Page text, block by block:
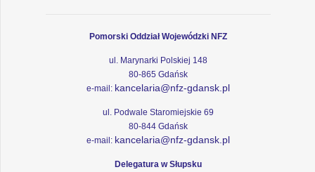
Pomorski Oddział Wojewódzki NFZ
ul. Marynarki Polskiej 148
80-865 Gdańsk
e-mail: kancelaria@nfz-gdansk.pl
ul. Podwale Staromiejskie 69
80-844 Gdańsk
e-mail: kancelaria@nfz-gdansk.pl
Delegatura w Słupsku